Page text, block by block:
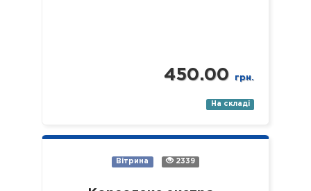
450.00 грн.
На складі
Вітрина 2339